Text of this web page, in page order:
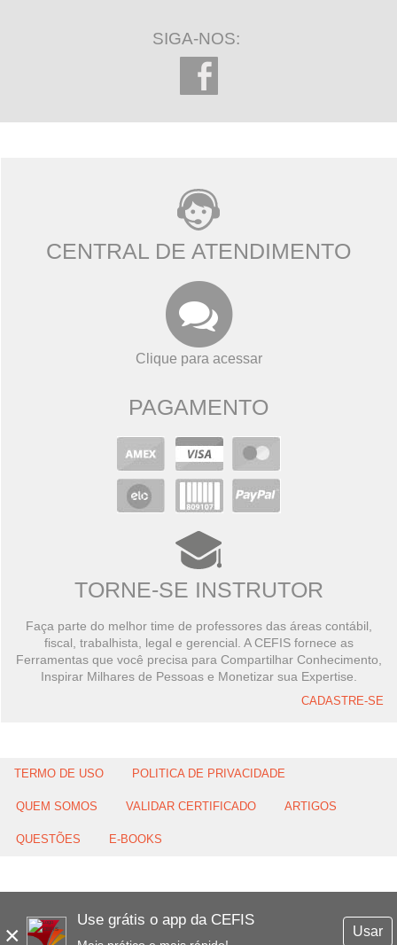
×
Use grátis o app da CEFIS
Usar
SIGA-NOS:
CENTRAL DE ATENDIMENTO
Clique para acessar
PAGAMENTO
TORNE-SE INSTRUTOR
Faça parte do melhor time de professores das áreas contábil,
fiscal, trabalhista, legal e gerencial. A CEFIS fornece as
Ferramentas que você precisa para Compartilhar Conhecimento,
Inspirar Milhares de Pessoas e Monetizar sua Expertise.
CADASTRE-SE
TERMO DE USO POLITICA DE PRIVACIDADE
QUEM SOMOS VALIDAR CERTIFICADO ARTIGOS
QUESTÕES E-BOOKS